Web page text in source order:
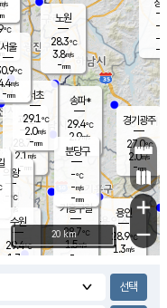
과천
28.7℃
2.1m/s
- mm
용인
28.9℃
1.3m/s
경기광주
27.0℃
2.0m/s
-mm
창
-
-m/
-
의왕
- ℃
m/s
mm
℃
m/s
mm
노원
28.3℃
3.8m/s
-mm
송파*
29.4℃
2.9m/s
-mm
서초
29.1℃
2.0m/s
-mm
기흥구갈
28.7℃
1.5m/s
-
분당구
-℃
-m/s
-mm
m/s
수원
29.4℃
1.7 m/s
서울
℃
m/s
-mm
+
−
20 km